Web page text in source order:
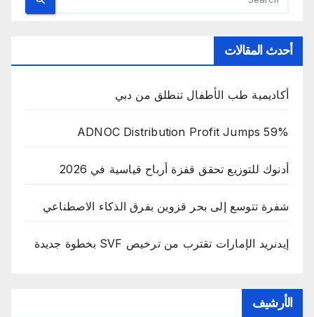
أحدث المقالات
أكاديمية طب الأطفال تنطلق من دبي
ADNOC Distribution Profit Jumps 59%
أدنوك للتوزيع تحقق قفزة أرباح قياسية في 2026
شفرة تتوسع إلى بحر قزوين بفرق الذكاء الاصطناعي
إيدنريد الإمارات تقترب من ترخيص SVF بخطوة جديدة
الأرشيف